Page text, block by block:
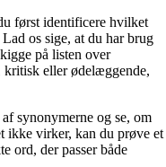
først identificere hvilket
os sige, at du har brug
på listen over
eller ødelæggende,
synonymerne og se, om
ikke virker, kan du prøve et
ord, der passer både